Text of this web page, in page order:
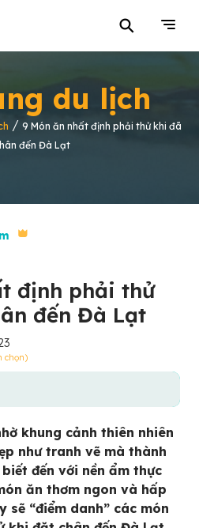
⚲
du lịch
/ 9 Món ăn nhất định phải thử khi đã
đến Đà Lạt
định phải thử
đến Đà Lạt
chọn)
khung cảnh thiên nhiên
như tranh vẽ mà thành
đến với nền ẩm thực
ăn thơm ngon và hấp
sẽ “điểm danh” các món